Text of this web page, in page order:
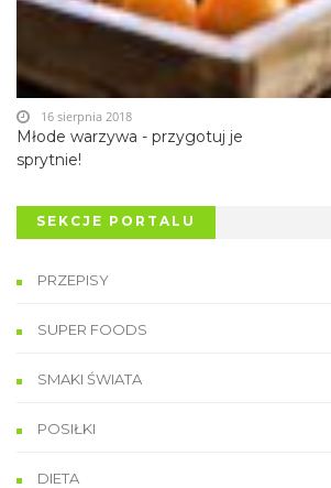
Młode warzywa - przygotuj je
sprytnie!
16 sierpnia 2018
SEKCJE PORTALU
PRZEPISY
SUPER FOODS
SMAKI ŚWIATA
POSIŁKI
DIETA